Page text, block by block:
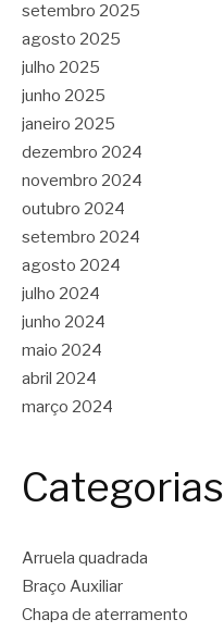
setembro 2025
agosto 2025
julho 2025
junho 2025
janeiro 2025
dezembro 2024
novembro 2024
outubro 2024
setembro 2024
agosto 2024
julho 2024
junho 2024
maio 2024
abril 2024
março 2024
Categorias
Arruela quadrada
Braço Auxiliar
Chapa de aterramento